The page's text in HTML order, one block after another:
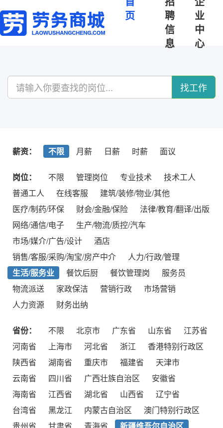
页
聘
信
息
业
中
心
找工作
薪资： 不限 月薪 日薪 时薪 面议
岗位： 不限 管理岗位 专业技术
技术工人
普通工人
在线客服
建筑/装修/物业/其他
医疗/制药/环保
财会/金融/保险
法律/教育/翻译/出版
网络/通信/电子
生产/物流/质控/汽车
市场/媒介/广告/设计
酒店
销售/客服/采购/淘宝/房产中介
人力/行政/管理
生活/服务业
餐饮后厨 餐饮管理岗
服务员
物流派送
家政保洁 营销行政
市场营销
人力资源
财务出纳
省份： 不限 北京市 广东省 山东省
江苏省
河南省
上海市 河北省 浙江
香港特别行政区
陕西省
湖南省 重庆市 福建省
天津市
云南省
四川省 广西壮族自治区
安徽省
海南省
江西省 湖北省 山西省
辽宁省
台湾省
黑龙江 内蒙古自治区
澳门特别行政区